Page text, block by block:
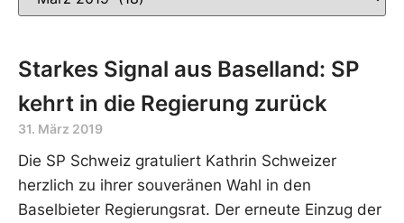
Starkes Signal aus Baselland: SP
kehrt in die Regierung zurück
31. März 2019
Die SP Schweiz gratuliert Kathrin Schweizer
herzlich zu ihrer souveränen Wahl in den
Baselbieter Regierungsrat. Der erneute Einzug der